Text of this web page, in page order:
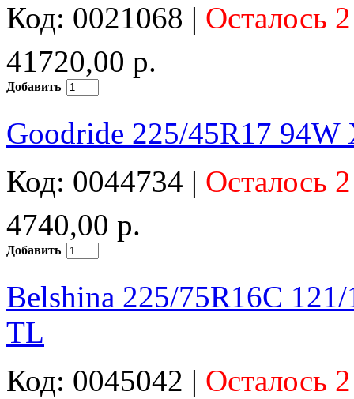
Код: 0021068 | Осталось
41720,00 р.
Добавить
Goodride 225/45R17
Код: 0044734 | Осталось
4740,00 р.
Добавить
Belshina 225/75R16C
TL
Код: 0045042 | Осталось